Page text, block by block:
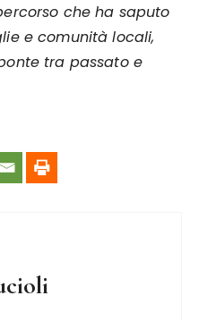
che ha saputo
e comunità locali,
tra passato e